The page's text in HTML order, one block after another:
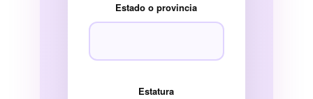
Estado o provincia
Estatura